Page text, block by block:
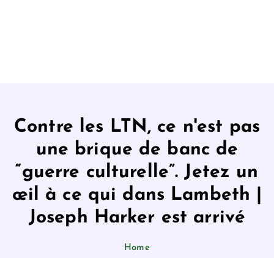
Contre les LTN, ce n'est pas
une brique de banc de
“guerre culturelle”. Jetez un
œil à ce qui dans Lambeth |
Joseph Harker est arrivé
Home